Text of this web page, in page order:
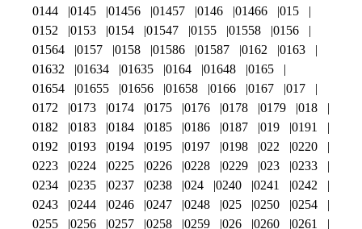
0144
0145 01456 01457 0146 01466
015
0152
0153 0154 01547 0155 01558
0156
01564
0157 0158 01586 01587 0162
0163
01632
01634 01635 0164 01648
0165
01654
01655 01656 01658 0166 0167
017
0172
0173 0174 0175 0176 0178 0179
018
0182
0183 0184 0185 0186 0187 019
0191
0192
0193 0194 0195 0197 0198 022
0220
0223
0224 0225 0226 0228 0229 023
0233
0234
0235 0237 0238 024 0240 0241
0242
0243
0244 0246 0247 0248 025 0250
0254
0255
0256 0257 0258 0259 026 0260 0261